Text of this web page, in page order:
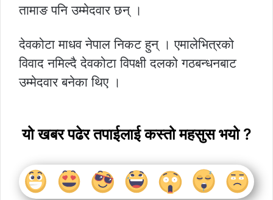
तामाङ पनि उम्मेदवार छन् ।
देवकोटा माधव नेपाल निकट हुन् । एमालेभित्रको
विवाद नमिल्दै देवकोटा विपक्षी दलको गठबन्धनबाट
उम्मेदवार बनेका थिए ।
यो खबर पढेर तपाईलाई कस्तो महसुस भयो ?